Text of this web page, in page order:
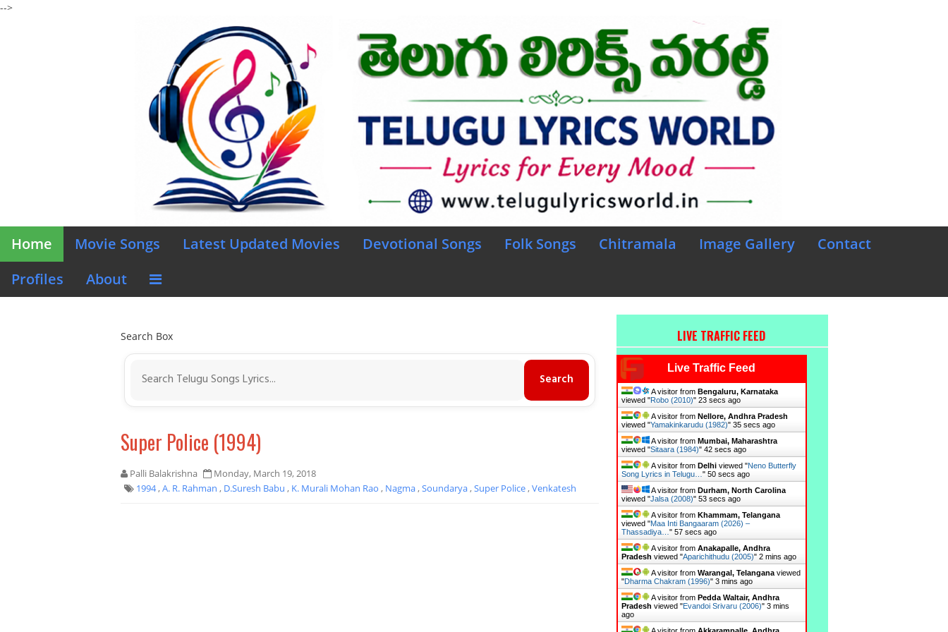
-->
Home Movie Songs Latest Updated Movies Devotional Songs Folk Songs Chitramala Image Gallery
Contact
Profiles
About
Search Box
Super Police (1994)
Palli Balakrishna
Monday, March 19, 2018
1994,A. R. Rahman , D.Suresh Babu , K. Murali Mohan Rao , Nagma,Soundarya,Super Police,Venkatesh
LIVE TRAFFIC FEED
Live Traffic Feed
A visitor from Bengaluru, Karnataka
viewed "Robo (2010)" 24 secs ago
A visitor from Nellore, Andhra Pradesh
viewed "Yamakinkarudu (1982)" 36 secs ago
A visitor from Mumbai, Maharashtra
viewed "Sitaara (1984)" 43 secs ago
A visitor from Delhiviewed "Neno Butterfly
Song Lyrics in Telugu… " 51 secs ago
A visitor from Durham, North Carolina
viewed "Jalsa (2008)" 54 secs ago
A visitor from Khammam, Telangana
viewed "Maa Inti Bangaaram (2026) –
Thassadiya… " 58 secs ago
A visitor from Anakapalle, Andhra
Pradesh viewed "Aparichithudu (2005)" 2 mins ago
A visitor from Warangal, Telanganaviewed
"Dharma Chakram (1996)" 3 mins ago
A visitor from Pedda Waltair, Andhra
Pradesh viewed "Evandoi Srivaru (2006)" 3 mins
ago